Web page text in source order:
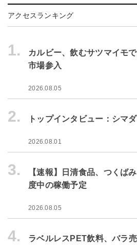
アクセスランキング
1.
カルビー、飲むサツマイモ
市場参入
2026.08.05
2. トップインタビュー：シマ
2026.08.01
3.
【速報】日清食品、つく
度中の稼働予定
2026.08.05
4. ラベルレスPET飲料、バラ